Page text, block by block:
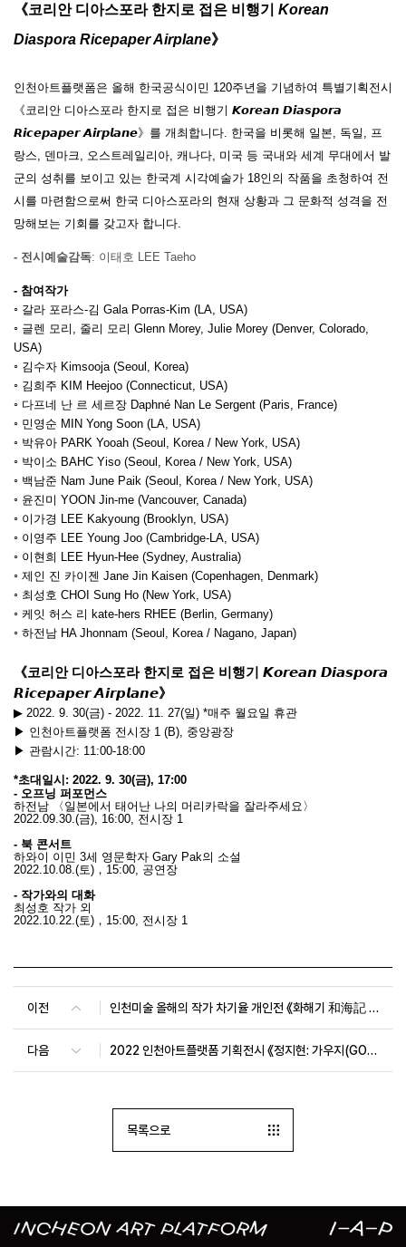
《코리안 디아스포라 한지로 접은 비행기 Korean
Diaspora Ricepaper Airplane》
인천아트플랫폼은 올해 한국공식이민 120주년을 기념하여 특별기획전시
《코리안 디아스포라 한지로 접은 비행기 𝙆𝙤𝙧𝙚𝙖𝙣 𝘿𝙞𝙖𝙨𝙥𝙤𝙧𝙖
𝙍𝙞𝙘𝙚𝙥𝙖𝙥𝙚𝙧 𝘼𝙞𝙧𝙥𝙡𝙖𝙣𝙚》를 개최합니다 한국을 비롯해 일본 독일
프
랑스
덴마크 오스트레일리아 캐나다 미국 등 국내와 세계 무대에서 발
군의 성취를 보이고 있는 한국계 시각예술가 18인의 작품을 초청하여 전
시를 마련함으로써 한국 디아스포라의 현재 상황과 그 문화적 성격을 전
망해보는 기회를 갖고자 합니다
- 전시예술감독: 이태호 LEE Taeho
- 참여작가
◦ 갈라 포라스-김 Gala Porras-Kim (LA, USA)
◦ 글렌 모리 줄리 모리 Glenn Morey, Julie Morey (Denver, Colorado,
USA)
◦ 김수자 Kimsooja (Seoul, Korea)
◦ 김희주 KIM Heejoo (Connecticut, USA)
◦ 다프네 난 르 세르장 Daphné Nan Le Sergent (Paris, France)
◦ 민영순 MIN Yong Soon (LA, USA)
◦ 박유아 PARK Yooah (Seoul, Korea / New York, USA)
◦ 박이소 BAHC Yiso (Seoul, Korea / New York, USA)
◦ 백남준 Nam June Paik (Seoul, Korea / New York, USA)
◦ 윤진미 YOON Jin-me (Vancouver, Canada)
◦ 이가경 LEE Kakyoung (Brooklyn, USA)
◦ 이영주 LEE Young Joo (Cambridge-LA, USA)
◦ 이현희 LEE Hyun-Hee (Sydney, Australia)
◦ 제인 진 카이젠 Jane Jin Kaisen (Copenhagen, Denmark)
◦ 최성호 CHOI Sung Ho (New York, USA)
◦ 케잇 허스 리 kate-hers RHEE (Berlin, Germany)
◦ 하전남 HA Jhonnam (Seoul, Korea / Nagano, Japan)
《코리안 디아스포라 한지로 접은 비행기 𝙆𝙤𝙧𝙚𝙖𝙣 𝘿𝙞𝙖𝙨𝙥𝙤𝙧𝙖
𝙍𝙞𝙘𝙚𝙥𝙖𝙥𝙚𝙧 𝘼𝙞𝙧𝙥𝙡𝙖𝙣𝙚》
▶ 2022. 9. 30(금) - 2022. 11. 27(일) *매주 월요일 휴관
▶ 인천아트플랫폼 전시장 1 (B), 중앙광장
▶ 관람시간: 11:00-18:00
*초대일시: 2022. 9. 30(금), 17:00
- 오프닝 퍼포먼스
하전남
〈일본에서 태어난 나의 머리카락을 잘라주세요〉
2022.09.30.(금), 16:00, 전시장 1
- 북 콘서트
하와이 이민 3세 영문학자 Gary Pak의 소설
2022.10.08.(토) ， 15:00, 공연장
- 작가와의 대화
최성호 작가 외
2022.10.22.(토) ， 15:00, 전시장 1
이전 인천미술 올해의 작가 차기율 개인전 《화해기 和海記 Hwahaegi: Reconciling with the Sea》
다음 2022 인천아트플랫폼 기획전시 《정지현: 가우지(GOUGE)》
목록으로